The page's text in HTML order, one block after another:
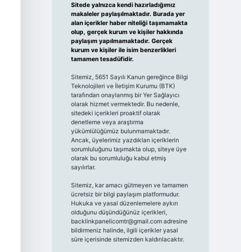
Sitede yalnızca kendi hazırladığımız
makaleler paylaşılmaktadır. Burada yer
alan içerikler haber niteliği taşımamakta
olup, gerçek kurum ve kişiler hakkında
paylaşım yapılmamaktadır. Gerçek
kurum ve kişiler ile isim benzerlikleri
tamamen tesadüfidir.
Sitemiz, 5651 Sayılı Kanun gereğince Bilgi
Teknolojileri ve İletişim Kurumu (BTK)
tarafından onaylanmış bir Yer Sağlayıcı
olarak hizmet vermektedir. Bu nedenle,
sitedeki içerikleri proaktif olarak
denetleme veya araştırma
yükümlülüğümüz bulunmamaktadır.
Ancak, üyelerimiz yazdıkları içeriklerin
sorumluluğunu taşımakta olup, siteye üye
olarak bu sorumluluğu kabul etmiş
sayılırlar.
Sitemiz, kar amacı gütmeyen ve tamamen
ücretsiz bir bilgi paylaşım platformudur.
Hukuka ve yasal düzenlemelere aykırı
olduğunu düşündüğünüz içerikleri,
backlinkpanelicomtr@gmail.comadresine
bildirmeniz halinde, ilgili içerikler yasal
süre içerisinde sitemizden kaldırılacaktır.